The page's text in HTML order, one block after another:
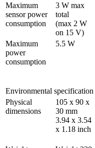
Maximum
sensor power
3 W max
total
(max 2 W
on 15 V)
Maximum
power
5.5 W
Environmental specification
Physical
105 x 90 x
30 mm
3.94 x 3.54
x 1.18 inch